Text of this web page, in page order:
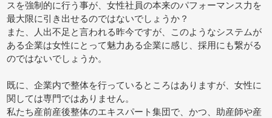
スを強制的に行う事が、女性社員の本来のパフォーマンス力を
最大限に引き出せるのではないでしょうか？
また、人出不足と言われる昨今ですが、このようなシステムが
ある企業は女性にとって魅力ある企業に感じ、採用にも繋がる
のではないでしょうか。
既に、企業内で整体を行っているところはありますが、女性に
関しては専門ではありません。
私たち産前産後整体のエキスパート集団で、かつ、助産師や産